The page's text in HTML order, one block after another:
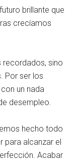
brillante que
crecíamos
recordados, sino
Por ser los
un nada
desempleo.
hecho todo
para alcanzar el
Acabar